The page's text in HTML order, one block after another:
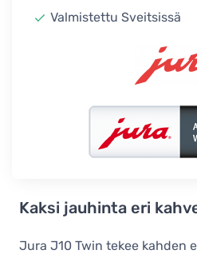
Valmistettu Sveitsissä
Kaksi jauhinta eri
Jura J10 Twin tekee kahden